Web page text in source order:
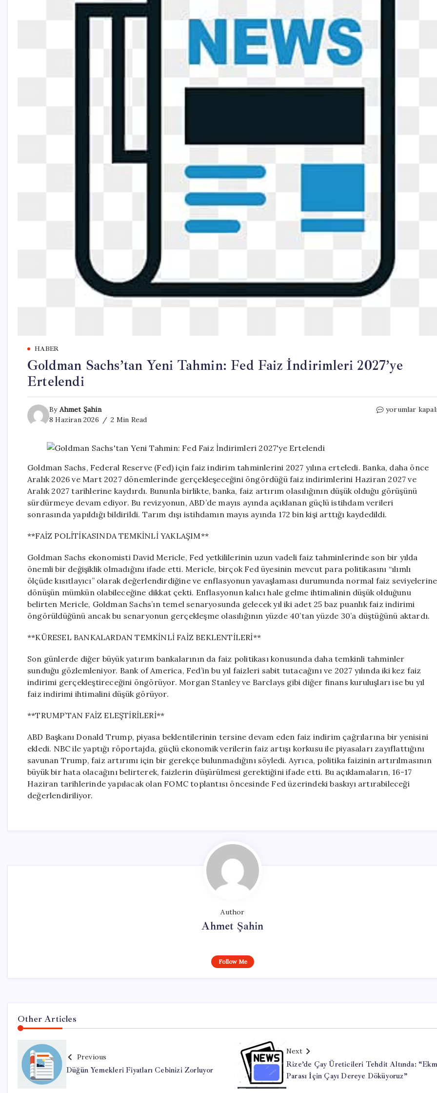
HABER
Goldman Sachs’tan Yeni Tahmin: Fed Faiz İndirimleri 2027’ye
Ertelendi
By Ahmet Şahin
8 Haziran 2026
2 Min Read
Goldman
İndirimleri
2027’ye
Ertelendi
için
yorumlar
Goldman Sachs, Federal Reserve (Fed) için faiz indirim tahminlerini 2027 yılına erteledi. Banka, daha önce
Aralık 2026 ve Mart 2027 dönemlerinde gerçekleşeceğini öngördüğü faiz indirimlerini Haziran 2027 ve
Aralık 2027 tarihlerine kaydırdı. Bununla birlikte, banka, faiz artırım olasılığının düşük olduğu görüşünü
sürdürmeye devam ediyor. Bu revizyonun, ABD’de mayıs ayında açıklanan güçlü istihdam verileri
sonrasında yapıldığı bildirildi. Tarım dışı istihdamın mayıs ayında 172 bin kişi arttığı kaydedildi.
**FAİZ POLİTİKASINDA TEMKİNLİ YAKLAŞIM**
Goldman Sachs ekonomisti David Mericle, Fed yetkililerinin uzun vadeli faiz tahminlerinde son bir yılda
önemli bir değişiklik olmadığını ifade etti. Mericle, birçok Fed üyesinin mevcut para politikasını “ılımlı
ölçüde kısıtlayıcı” olarak değerlendirdiğine ve enflasyonun yavaşlaması durumunda normal faiz seviyelerine
dönüşün mümkün olabileceğine dikkat çekti. Enflasyonun kalıcı hale gelme ihtimalinin düşük olduğunu
belirten Mericle, Goldman Sachs’ın temel senaryosunda gelecek yıl iki adet 25 baz puanlık faiz indirimi
öngörüldüğünü ancak bu senaryonun gerçekleşme olasılığının yüzde 40’tan yüzde 30’a düştüğünü aktardı.
**KÜRESEL BANKALARDAN TEMKİNLİ FAİZ BEKLENTİLERİ**
Son günlerde diğer büyük yatırım bankalarının da faiz politikası konusunda daha temkinli tahminler
sunduğu gözlemleniyor. Bank of America, Fed’in bu yıl faizleri sabit tutacağını ve 2027 yılında iki kez faiz
indirimi gerçekleştireceğini öngörüyor. Morgan Stanley ve Barclays gibi diğer finans kuruluşları ise bu yıl
faiz indirimi ihtimalini düşük görüyor.
**TRUMP’TAN FAİZ ELEŞTİRİLERİ**
ABD Başkanı Donald Trump, piyasa beklentilerinin tersine devam eden faiz indirim çağrılarına bir yenisini
ekledi. NBC ile yaptığı röportajda, güçlü ekonomik verilerin faiz artışı korkusu ile piyasaları zayıflattığını
savunan Trump, faiz artırımı için bir gerekçe bulunmadığını söyledi. Ayrıca, politika faizinin artırılmasının
büyük bir hata olacağını belirterek, faizlerin düşürülmesi gerektiğini ifade etti. Bu açıklamaların, 16-17
Haziran tarihlerinde yapılacak olan FOMC toplantısı öncesinde Fed üzerindeki baskıyı artırabileceği
değerlendiriliyor.
Author
Ahmet Şahin
Follow Me
Other Articles
Previous
Düğün Yemekleri Fiyatları Cebinizi Zorluyor
Next
Rize’de Çay Üreticileri Tehdit Altında:
Parası İçin Çayı Dereye Döküyoruz”